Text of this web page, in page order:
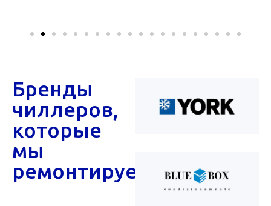
Бренды
чиллеров,
которые
мы
ремонтируем